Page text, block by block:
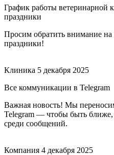
График работы ветеринарной
праздники
Просим обратить внимание
праздники!
Клиника 5 декабря 2025
Все коммуникации в Telegram
Важная новость! Мы
Telegram — чтобы быть ближе,
среди сообщений.
Компания 4 декабря 2025